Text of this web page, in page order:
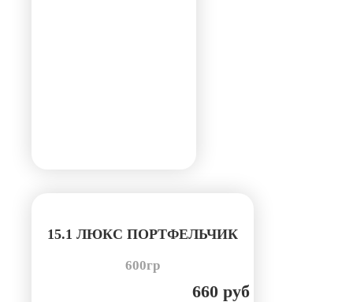
15.1 ЛЮКС ПОРТФЕЛЬЧИК
600гр
660 руб